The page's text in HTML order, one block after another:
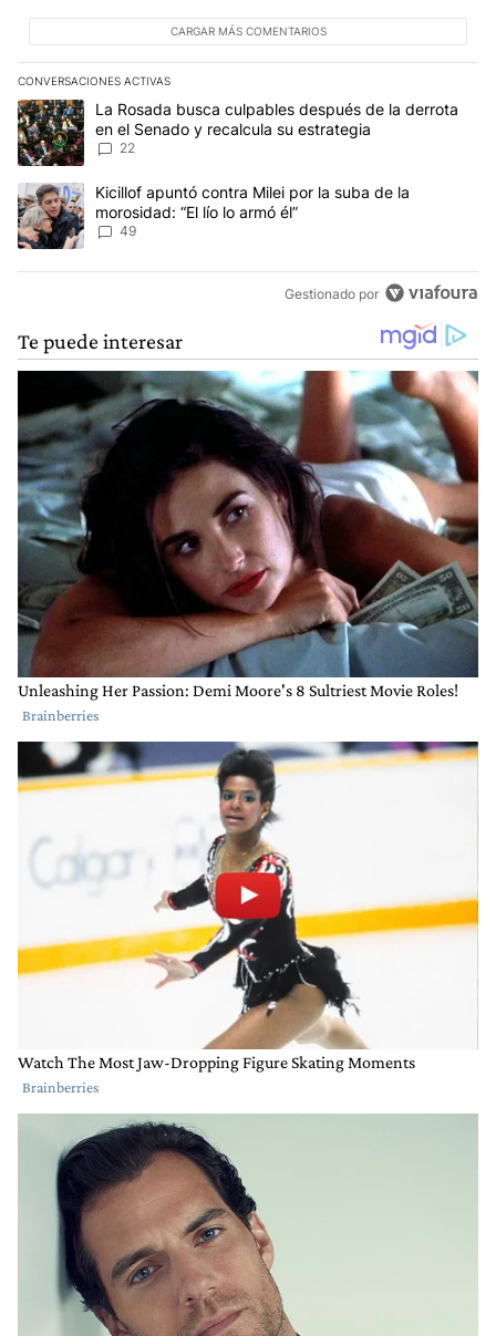
CARGAR MÁS COMENTARIOS
CONVERSACIONES ACTIVAS
Este listado muestra los artículos con más comentarios en los
Un artículo de tendencia con el título "La Rosada busca
La Rosada busca culpables después de la derrota
en el Senado y recalcula su estrategia
22
Un artículo de tendencia con el título "Kicillof apuntó contra Milei
Kicillof apuntó contra Milei por la suba de la
morosidad: “El lío lo armó él”
49
Gestionado por